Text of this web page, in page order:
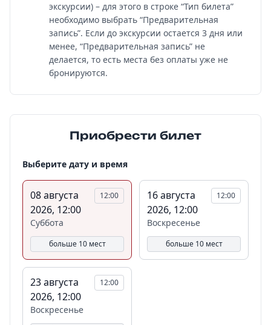
экскурсии) – для этого в строке “Тип билета”
необходимо выбрать “Предварительная
запись”. Если до экскурсии остается 3 дня или
менее, “Предварительная запись” не
делается, то есть места без оплаты уже не
бронируются.
Приобрести билет
Выберите дату и время
08 августа
2026, 12:00
Суббота
12:00
больше 10 мест
16 августа
2026, 12:00
Воскресенье
12:00
больше 10 мест
23 августа
2026, 12:00
Воскресенье
12:00